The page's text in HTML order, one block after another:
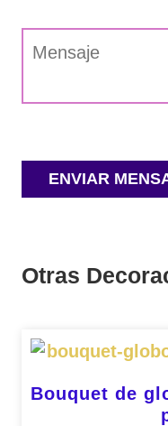
Otras
Bouquet de